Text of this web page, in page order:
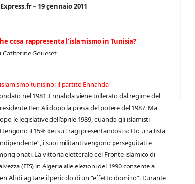
– 19 gennaio 2011
cosa rappresenta l’islamismo in Tunisia?
Catherine Goueset
tunisino: il partito Ennahda
nel 1981, Ennahda viene tollerato dal regime del
Ben Ali dopo la presa del potere del 1987. Ma
le legislative dell’aprile 1989, quando gli islamisti
il 15% dei suffragi presentandosi sotto una lista
i suoi militanti vengono perseguitati e
La vittoria elettorale del Fronte islamico di
(FIS) in Algeria alle elezioni del 1990 consente a
Ali di agitare il pericolo di un “effetto domino”. Durante